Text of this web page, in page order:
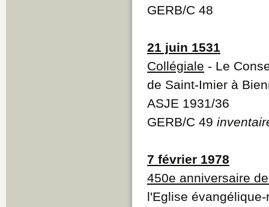
GERB/C 48
21 juin 1531
Collégiale - Le
de Saint-Imier à
ASJE 1931/36
GERB/C 49
7 février 1978
450e anniversaire
l'Eglise